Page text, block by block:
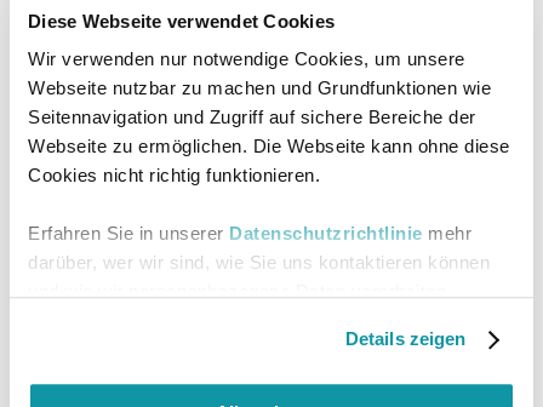
Diese Webseite verwendet Cookies
Wir verwenden nur notwendige Cookies, um unsere
Webseite nutzbar zu machen und Grundfunktionen wie
Seitennavigation und Zugriff auf sichere Bereiche der
Webseite zu ermöglichen. Die Webseite kann ohne diese
Cookies nicht richtig funktionieren.
Erfahren Sie in unserer Datenschutzrichtlinie mehr
darüber, wer wir sind, wie Sie uns kontaktieren können
Details zeigen